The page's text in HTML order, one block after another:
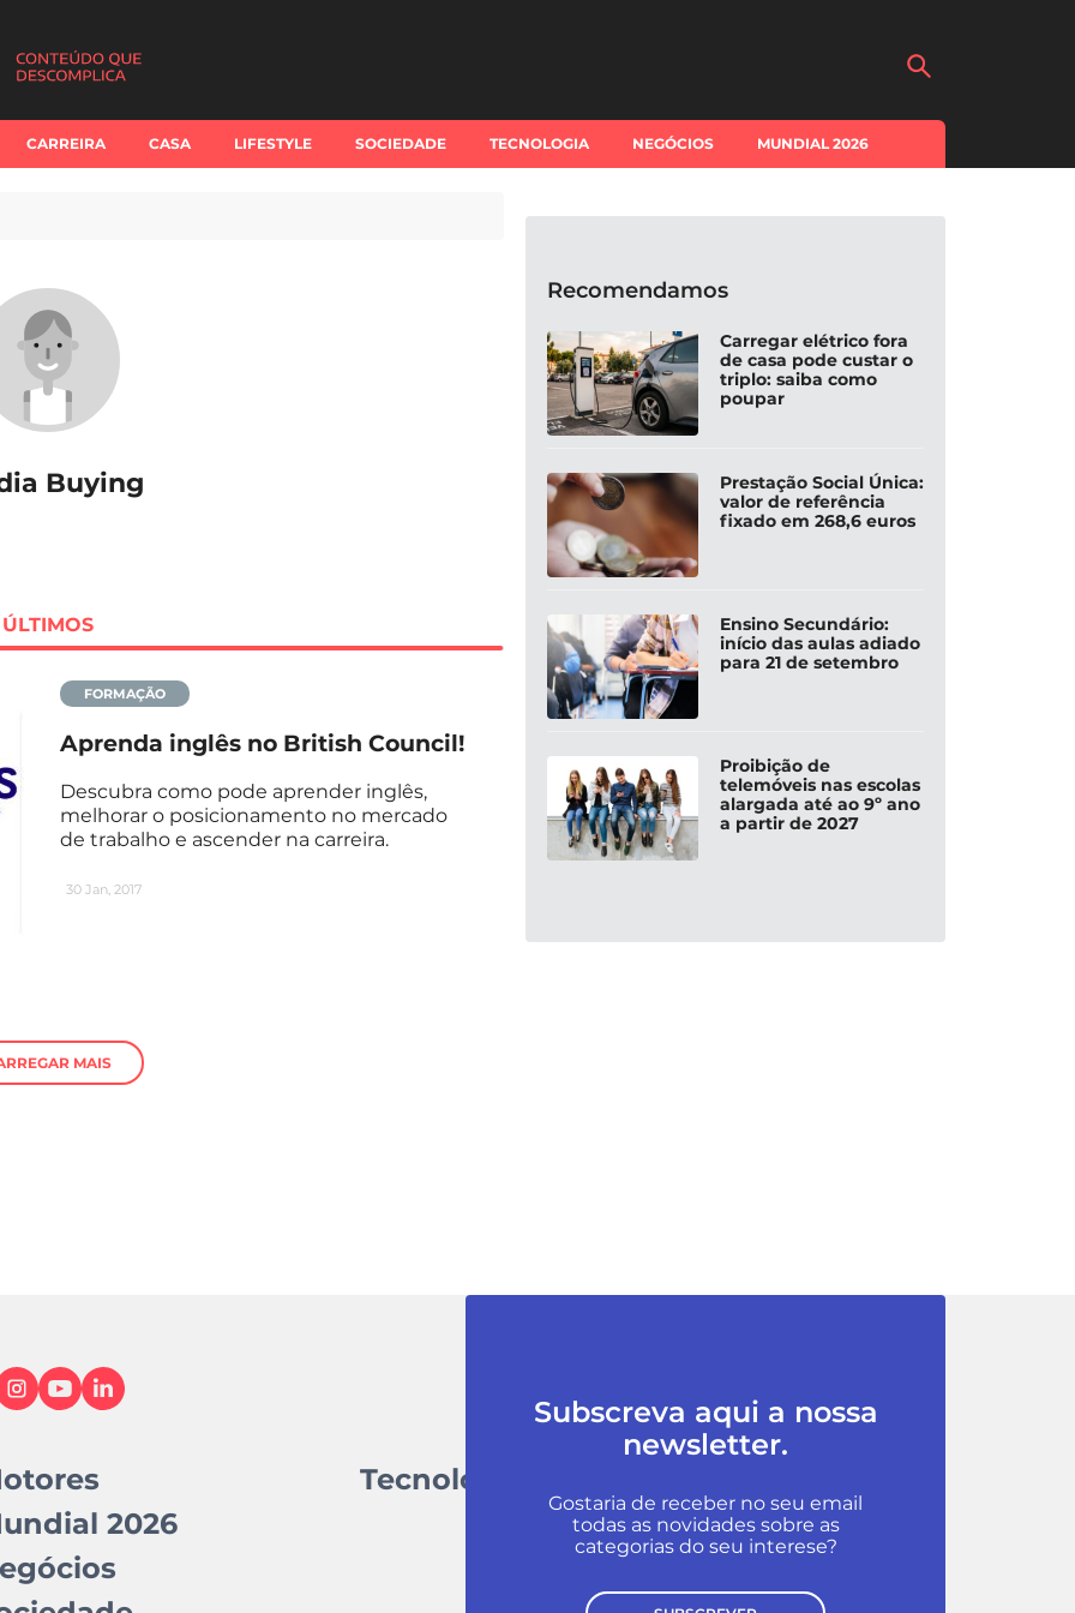
CARREIRA CASA LIFESTYLE SOCIEDADE TECNOLOGIA NEGÓCIOS MUNDIAL 2026
Buying
ÚLTIMOS
FORMAÇÃO
Aprenda inglês no British Council!
Descubra como pode aprender inglês,
melhorar o posicionamento no mercado
de trabalho e ascender na carreira.
30 Jan, 2017
MAIS
Recomendamos
Carregar elétrico fora
de casa pode custar o
triplo: saiba como
poupar
Prestação Social Única:
valor de referência
fixado em 268,6 euros
Ensino Secundário:
início das aulas adiado
para 21 de setembro
Proibição de
telemóveis nas escolas
alargada até ao 9º ano
a partir de 2027
2026
Tecnologia
Subscreva aqui a nossa
newsletter.
Gostaria de receber no seu email
todas as novidades sobre as
categorias do seu interese?